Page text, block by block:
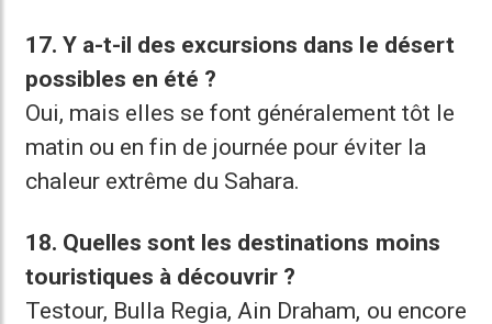
17. Y a-t-il des excursions dans le désert
possibles en été ?
Oui, mais elles se font généralement tôt le
matin ou en fin de journée pour éviter la
chaleur extrême du Sahara.
18. Quelles sont les destinations moins
touristiques à découvrir ?
Testour, Bulla Regia, Ain Draham, ou encore